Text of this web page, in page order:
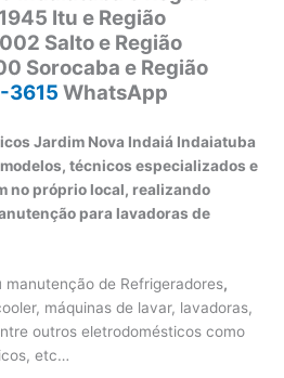
Itu e Região
Salto e Região
Sorocaba e Região
3615 WhatsApp
Jardim Nova Indaiá Indaiatuba
técnicos especializados e
no próprio local, realizando
para lavadoras de
manutenção de Refrigeradores,
máquinas de lavar, lavadoras,
outros eletrodomésticos como
etc…